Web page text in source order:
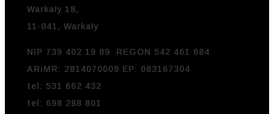
Warkały 18,
11-041, Warkały
NIP 739 402 19 89 REGON 542 461 684
ARiMR: 2814070009 EP: 083167304
tel: 531 662 432
tel: 698 288 801